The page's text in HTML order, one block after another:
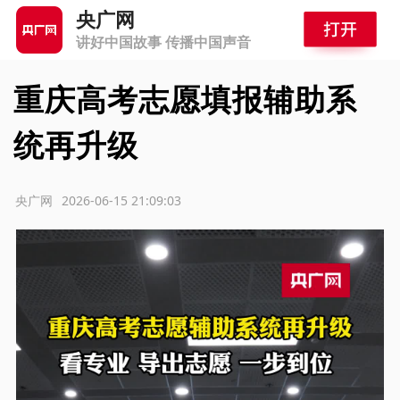
央广网
讲好中国故事 传播中国声音
重庆高考志愿填报辅助系
统再升级
2026-06-15 21:09:03
央广网